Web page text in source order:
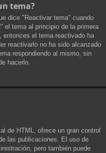
tema?
dice "Reactivar tema" cuando
el tema al principio de la primera
entonces el tema reactivado ha
reactivarlo no ha sido alcanzado
respondiendo al mismo, sin
hacerlo.
de HTML, ofrece un gran control
las publicaciones. El uso de
pero también puede